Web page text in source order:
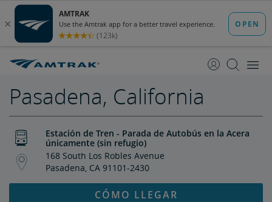
Contenido
Navegación
Pasadena, California
Estación de Tren - Parada de Autobús en la Acera
únicamente (sin refugio)
168 South Los Robles Avenue
Pasadena, CA 91101-2430
CÓMO LLEGAR